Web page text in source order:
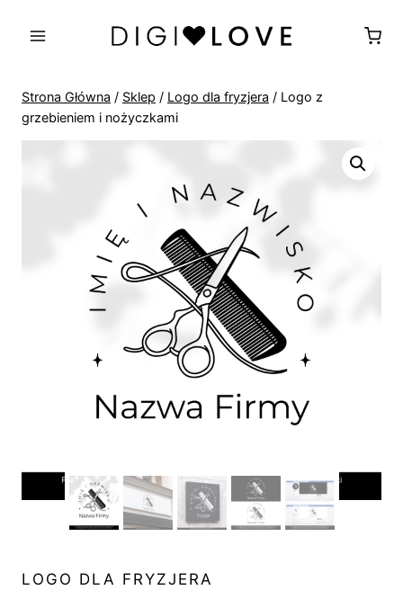
Strona Główna / Sklep / Logo dla fryzjera / Logo z
grzebieniem i nożyczkami
LOGO DLA FRYZJERA